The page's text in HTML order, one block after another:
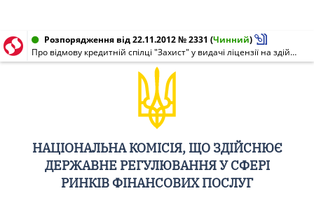
Розпорядження від 22.11.2012 № 2331 (Чинний)
Про відмову кредитній спілці "Захист" у видачі ліцензії на здійснення діяльності по залученню внесків (вкладів) членів кредитної спілки на депозитні рахунки
НАЦІОНАЛЬНА КОМІСІЯ, ЩО ЗДІЙСНЮЄ
ДЕРЖАВНЕ РЕГУЛЮВАННЯ У СФЕРІ
РИНКІВ ФІНАНСОВИХ ПОСЛУГ